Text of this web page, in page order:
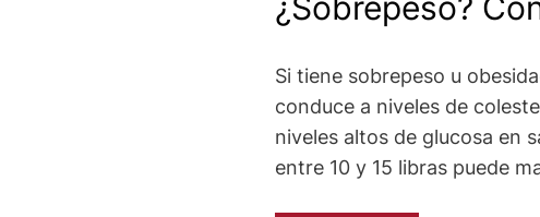
Si tiene sobrepeso u
conduce a niveles de
niveles altos de glucosa en
entre 10 y 15 libras puede